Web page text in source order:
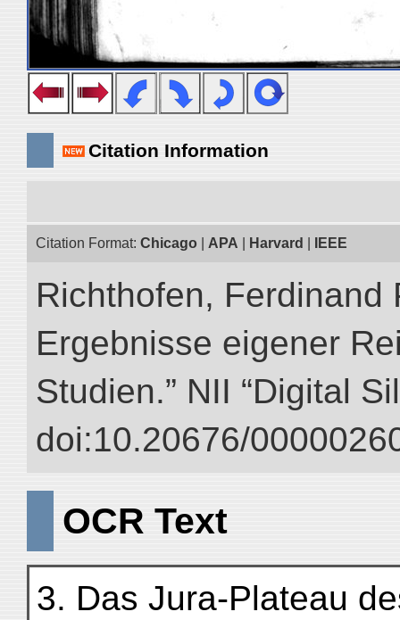
Citation Information
Citation Format: Chicago APA Harvard IEEE
Richthofen, Ferdinand
Ergebnisse eigener
Studien.” NII “Digital
doi:10.20676/
OCR Text
3. Das Jura-Plateau